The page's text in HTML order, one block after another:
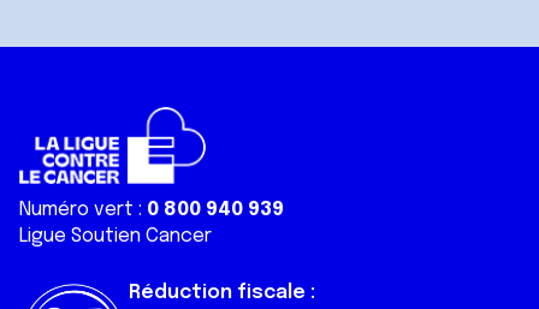
Numéro vert : 0 800 940 939
Ligue Soutien Cancer
Réduction fiscale :